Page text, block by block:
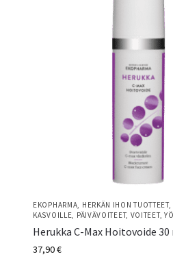
EKOPHARMA, HERKÄN IHON TUOTTEET,
KASVOILLE, PÄIVÄVOITEET, VOITEET,
Herukka C-Max Hoitovoide 30
37,90€